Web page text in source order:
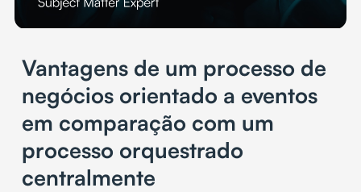
Vantagens de um processo de
negócios orientado a eventos
em comparação com um
processo orquestrado
centralmente